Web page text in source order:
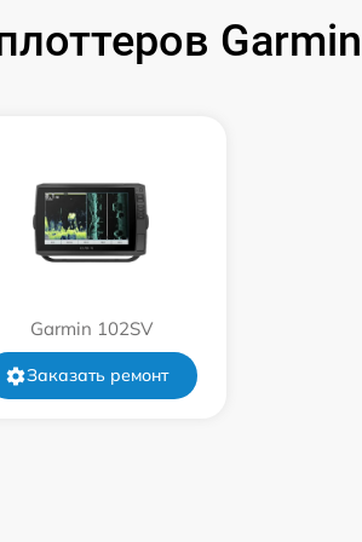
от 60 мин
от 60 мин
Garmin
Garmin 102SV
Заказать ремонт